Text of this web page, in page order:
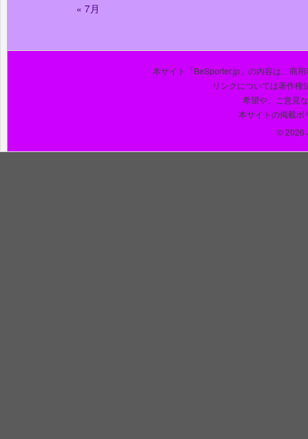
« 7月
本サイト「BeSporter.jp」の内容は、商
リンクについては著作権
希望や、ご意見
本サイトの掲載ポ
© 2026